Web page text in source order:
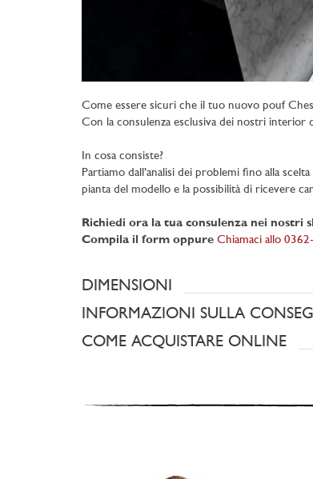
Come essere sicuri che il tuo nuovo pouf
Con la consulenza esclusiva dei nostri interior
In cosa consiste?
Partiamo dall’analisi dei problemi fino alla
pianta del modello e la possibilità di ricevere
Richiedi ora la tua consulenza nei nostri
Compila il form oppure Chiamaci allo
DIMENSIONI
INFORMAZIONI SULLA
COME ACQUISTARE ONLINE